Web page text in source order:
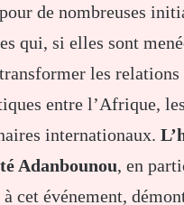
de nombreuses
qui, si elles sont
les relations
entre l’Afrique,
internationaux.
Adanbounou, en
cet événement,